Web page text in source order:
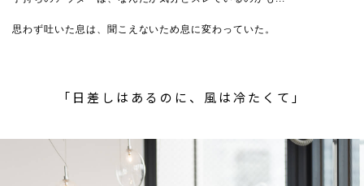
思わず吐いた息は、聞こえないため息に変わっていた。
「日差しはあるのに、風は冷たくて」